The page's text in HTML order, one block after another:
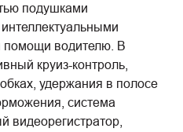
подушками
помощи водителю. В
круиз-контроль,
удержания в полосе
система
видеорегистратор,